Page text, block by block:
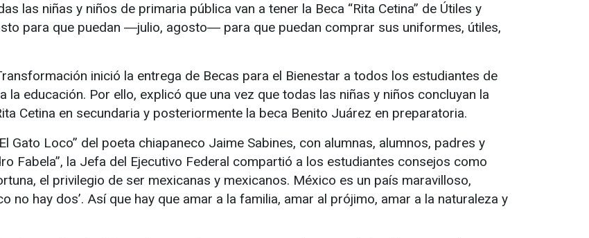
las niñas y niños de primaria pública van a tener la Beca “Rita Cetina” de Útiles y
para que puedan ―julio, agosto― para que puedan comprar sus uniformes, útiles,
inició la entrega de Becas para el Bienestar a todos los estudiantes de
educación. Por ello, explicó que una vez que todas las niñas y niños concluyan la
Cetina en secundaria y posteriormente la beca Benito Juárez en preparatoria.
Gato Loco” del poeta chiapaneco Jaime Sabines, con alumnas, alumnos, padres y
Fabela”, la Jefa del Ejecutivo Federal compartió a los estudiantes consejos como
el privilegio de ser mexicanas y mexicanos. México es un país maravilloso,
no hay dos’. Así que hay que amar a la familia, amar al prójimo, amar a la naturaleza y